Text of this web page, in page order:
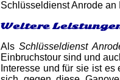
Schlüsseldienst Anrode an
Weitere
AlsSchlüsseldienst
Einbruchstour sind und
Interesse und für sie ist